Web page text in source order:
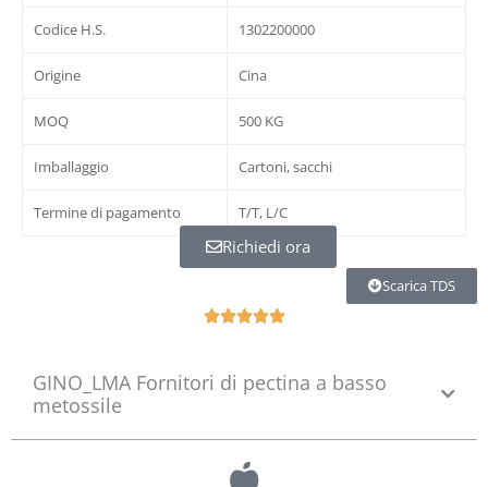
Codice H.S. 1302200000
Origine Cina
MOQ 500 KG
Imballaggio Cartoni, sacchi
Termine di pagamento T/T, L/C
Richiedi ora
Scarica TDS
O
n
GINO_LMA Fornitori di pectina a basso
metossile